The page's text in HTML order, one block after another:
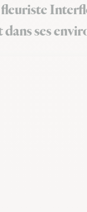
dans ses